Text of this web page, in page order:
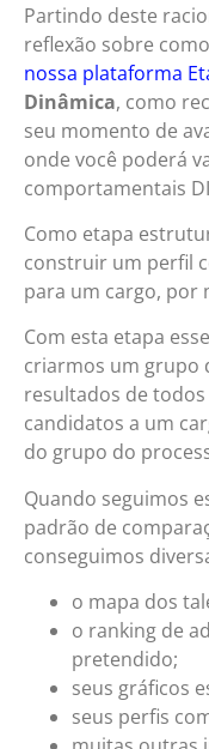
Partindo deste
reflexão sobre
nossa plataforma
Dinâmica, como
seu momento de
onde você poderá
comportamentais
Como etapa
construir um perfil
para um cargo, por
Com esta etapa
criarmos um grupo
resultados de
candidatos a um
do grupo do
Quando seguimos
padrão de
conseguimos
o mapa dos
o ranking de
pretendido;
seus gráficos
seus perfis